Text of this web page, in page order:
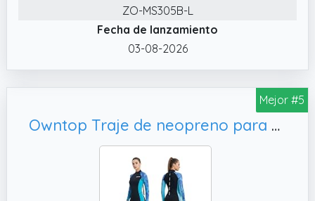
✔️ Múltiples tamaños: este traje de neopreno
está disponible en varios tamaños y es
neopreno: Enjuagar con agua limpia o lavar
a mano, no usar lavadora ni secadora para
no dañar el material y la calidad del traje de
✔️ Posibilidades de uso de trajes de buceo:
ZO-MS305B-L
Fecha de lanzamiento
03-08-2026
Mejor #5
Owntop Traje de neopreno para mujer, surf